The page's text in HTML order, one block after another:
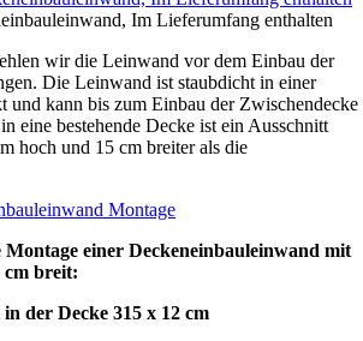
Im Lieferumfang enthalten
wir die Leinwand vor dem Einbau der
Die Leinwand ist staubdicht in einer
und kann bis zum Einbau der Zwischendecke
eine bestehende Decke ist ein Ausschnitt
hoch und 15 cm breiter als die
einer Deckeneinbauleinwand mit
cm breit:
der Decke 315 x 12 cm